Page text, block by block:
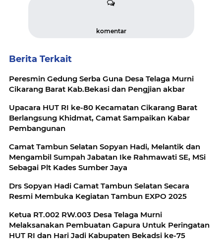
komentar
Berita Terkait
Peresmin Gedung Serba Guna Desa Telaga Murni
Cikarang Barat Kab.Bekasi dan Pengjian akbar
Upacara HUT RI ke-80 Kecamatan Cikarang Barat
Berlangsung Khidmat, Camat Sampaikan Kabar
Pembangunan
Camat Tambun Selatan Sopyan Hadi, Melantik dan
Mengambil Sumpah Jabatan Ike Rahmawati SE, MSi
Sebagai Plt Kades Sumber Jaya
Drs Sopyan Hadi Camat Tambun Selatan Secara
Resmi Membuka Kegiatan Tambun EXPO 2025
Ketua RT.002 RW.003 Desa Telaga Murni
Melaksanakan Pembuatan Gapura Untuk Peringatan
HUT RI dan Hari Jadi Kabupaten Bekadsi ke-75